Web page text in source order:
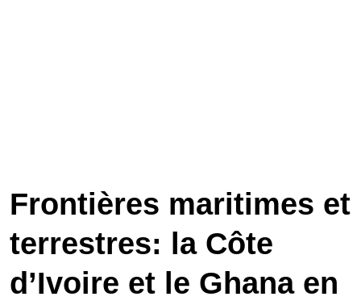
Frontières maritimes et
terrestres: la Côte
d’Ivoire et le Ghana en